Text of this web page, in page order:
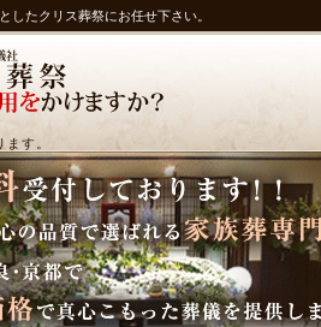
したクリス葬祭にお任せ下さい。
す。